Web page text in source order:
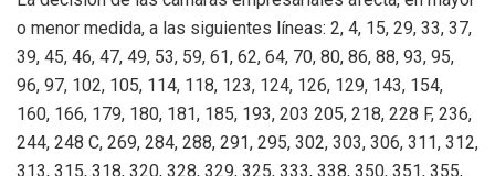
o menor medida, a las siguientes líneas: 2, 4, 15, 29, 33, 37,
39, 45, 46, 47, 49, 53, 59, 61, 62, 64, 70, 80, 86, 88, 93, 95,
96, 97, 102, 105, 114, 118, 123, 124, 126, 129, 143, 154,
160, 166, 179, 180, 181, 185, 193, 203 205, 218, 228 F, 236,
244, 248 C, 269, 284, 288, 291, 295, 302, 303, 306, 311, 312,
313, 315, 318, 320, 328, 329, 325, 333, 338, 350, 351, 355,